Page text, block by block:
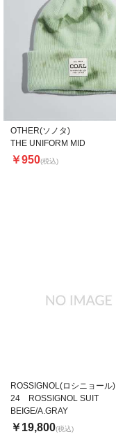
OTHER(ソノタ)
THE UNIFORM MID
￥950(税込)
ROSSIGNOL(ロシニョール)
24 ROSSIGNOL SUIT
BEIGE/A.GRAY
￥19,800(税込)